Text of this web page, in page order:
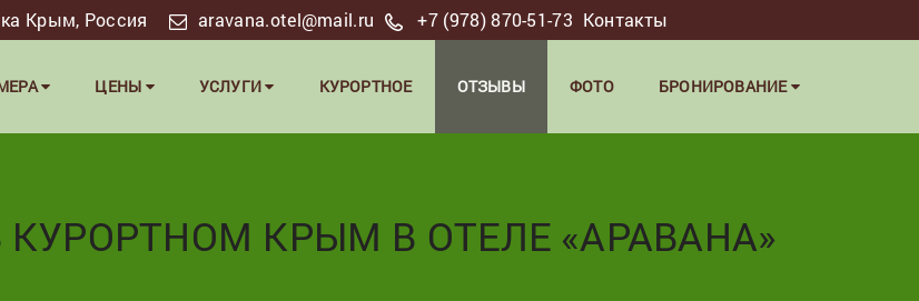
Крым, Россия aravana.otel@mail.ru +7 (978) 870-51-73 Контакты
ЦЕНЫ УСЛУГИ КУРОРТНОЕ ОТЗЫВЫ ФОТО БРОНИРОВАНИЕ
КРЫМ В ОТЕЛЕ «АРАВАНА»